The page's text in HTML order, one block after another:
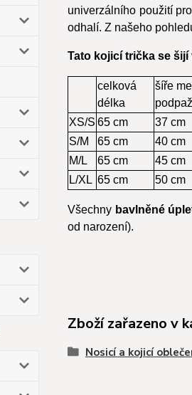
univerzálního použití
odhalí. Z našeho
Tato kojicí trička se
celková
délka
šíře
XS/S 65 cm 37 cm
S/M
65 cm 40 cm
M/L
65 cm 45 cm
L/XL 65 cm 50 cm
Všechny bavlněné
od narození).
Zboží zařazeno v
Nosicí a kojicí